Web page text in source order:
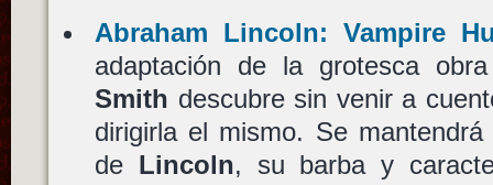
Abraham Lincoln: Vampire
adaptación de la grotesca
Smith descubre sin venir a
dirigirla el mismo. Se
de Lincoln, su barba y